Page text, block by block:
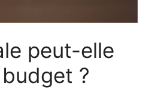
peut-elle
?